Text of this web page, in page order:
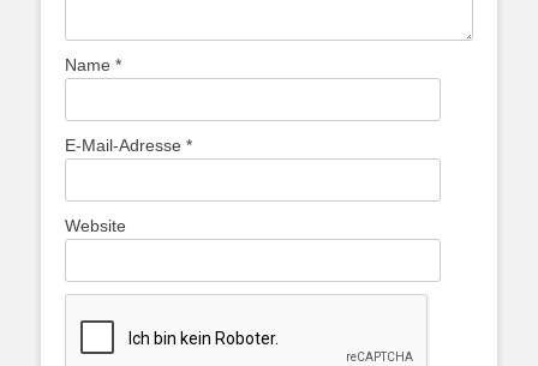
Name *
E-Mail-Adresse *
Website